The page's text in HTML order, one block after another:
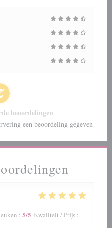
: 5/5 Kwaliteit / Prijs :
beoordelingen
een beoordeling gegeven